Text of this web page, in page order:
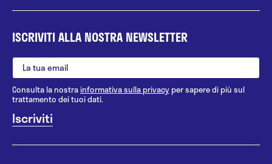
ISCRIVITI ALLA NOSTRA NEWSLETTER
Consulta la nostrainformativa sulla privacy per sapere di più sul
trattamento dei tuoi dati.